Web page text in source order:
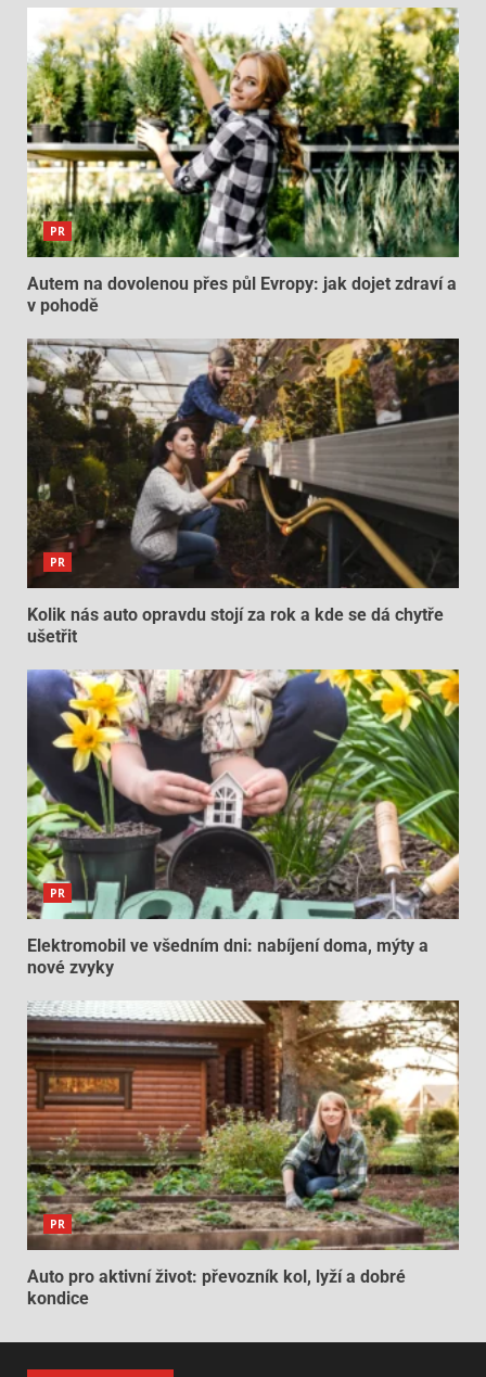
PR
Autem na dovolenou přes půl Evropy: jak dojet zdraví a
v pohodě
PR
Kolik nás auto opravdu stojí za rok a kde se dá chytře
ušetřit
PR
Elektromobil ve všedním dni: nabíjení doma, mýty a
nové zvyky
PR
Auto pro aktivní život: převozník kol, lyží a dobré
kondice